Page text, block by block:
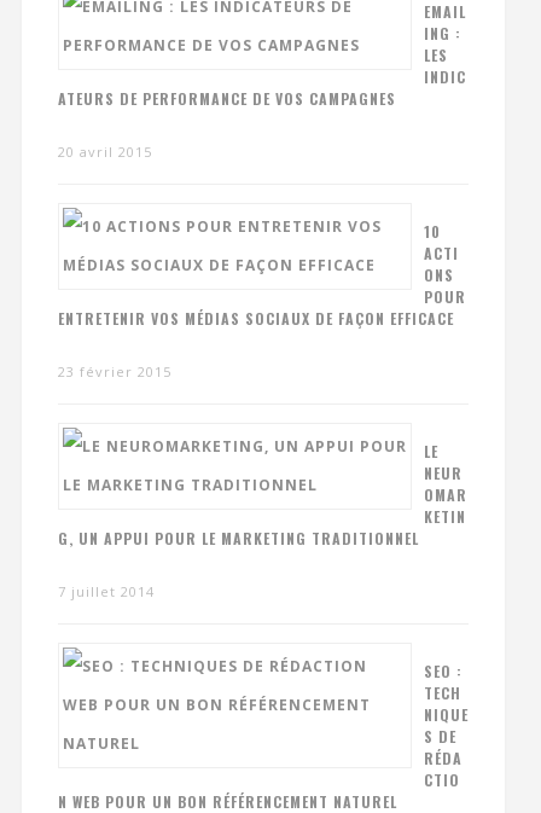
EMAIL
ING :
LES
INDIC
ATEURS DE PERFORMANCE DE VOS CAMPAGNES
20 avril 2015
10
ACTI
ONS
POUR
ENTRETENIR VOS MÉDIAS SOCIAUX DE FAÇON EFFICACE
23 février 2015
LE
NEUR
OMAR
KETIN
G, UN APPUI POUR LE MARKETING TRADITIONNEL
7 juillet 2014
SEO :
TECH
NIQUE
S DE
RÉDA
CTIO
N WEB POUR UN BON RÉFÉRENCEMENT NATUREL